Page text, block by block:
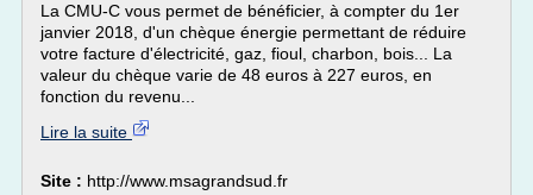
La CMU-C vous permet de bénéficier, à compter du 1er
janvier 2018, d'un chèque énergie permettant de réduire
votre facture d'électricité, gaz, fioul, charbon, bois... La
valeur du chèque varie de 48 euros à 227 euros, en
fonction du revenu...
Lire la suite
Site : http://www.msagrandsud.fr